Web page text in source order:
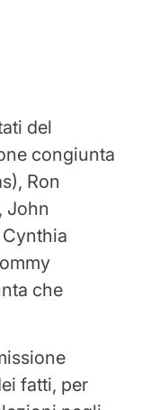
del
congiunta
Ron
John
che
fatti, per